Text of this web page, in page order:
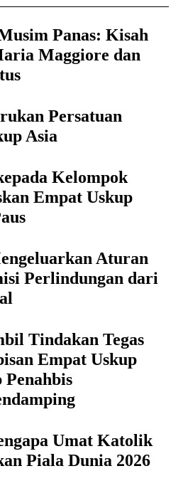
Panas: Kisah
Maggiore dan
Persatuan
Asia
Kelompok
Empat Uskup
Aturan
Perlindungan dari
Tindakan Tegas
Empat Uskup
Penahbis
Umat Katolik
Piala Dunia 2026